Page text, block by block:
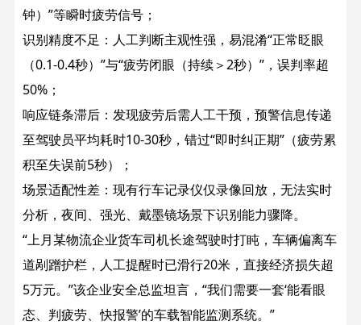
钟）”等瞬时疲劳信号；
识别精度不足：人工判断主观性强，易混淆“正常眨眼
（0.1-0.4秒）”与“疲劳闭眼（持续＞2秒）”，误判率超
50%；
响应链条滞后：发现疲劳后需人工干预，预警信息传递
至驾驶员平均耗时10-30秒，错过“即时纠正期”（疲劳累
积至失误前5秒）；
场景适配性差：现有行车记录仪仅录像回放，无法实时
分析，夜间、强光、戴墨镜场景下识别能力骤降。
“上月某物流企业货车司机长途驾驶时打盹，车辆偏离车
道剐蹭护栏，人工提醒时已滑行20米，直接经济损失超
5万元。”该企业安全总监坦言，“我们需要一套‘能看眼
态、判疲劳、快报警’的车载智能监测系统。”